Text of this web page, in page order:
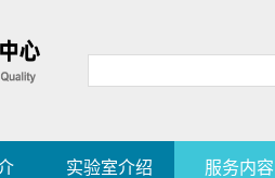
实验室介绍 服务内容